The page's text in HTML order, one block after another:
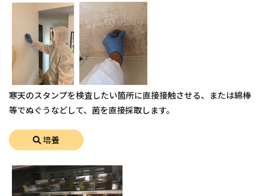
寒天のスタンプを検査したい箇所に直接接触させる、または綿棒
等でぬぐうなどして、菌を直接採取します。
培養